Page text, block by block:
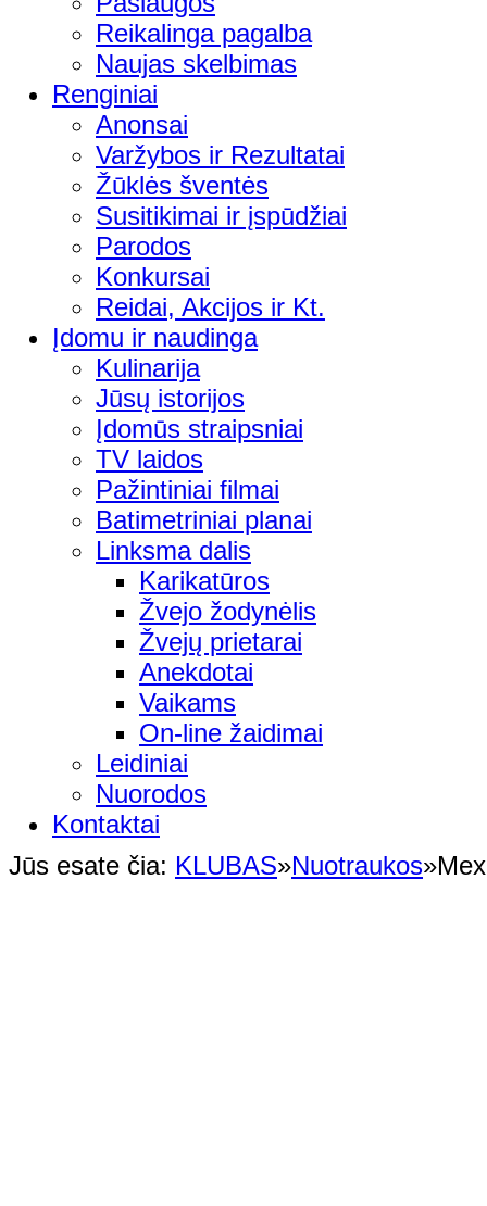
Reikalinga pagalba
Naujas skelbimas
Renginiai
Anonsai
Varžybos ir Rezultatai
Žūklės šventės
Susitikimai ir įspūdžiai
Parodos
Konkursai
Reidai, Akcijos ir Kt.
Įdomu ir naudinga
Kulinarija
Jūsų istorijos
Įdomūs straipsniai
TV laidos
Pažintiniai filmai
Batimetriniai planai
Linksma dalis
Karikatūros
Žvejo žodynėlis
Žvejų prietarai
Anekdotai
Vaikams
On-line žaidimai
Leidiniai
Nuorodos
Kontaktai
Jūs esate čia: KLUBAS»Nuotraukos»